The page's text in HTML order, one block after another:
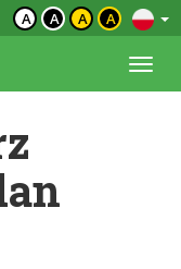
A A A A